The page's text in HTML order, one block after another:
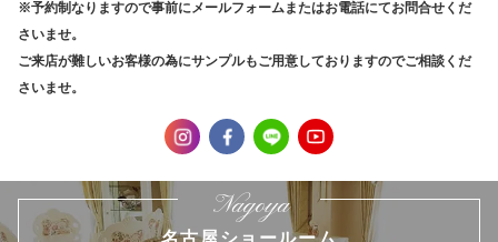
※予約制なりますので事前にメールフォームまたはお電話にてお問合せくだ
さいませ。
ご来店が難しいお客様の為にサンプルもご用意しておりますのでご相談くだ
さいませ。
Nagoya
名古屋ショールーム